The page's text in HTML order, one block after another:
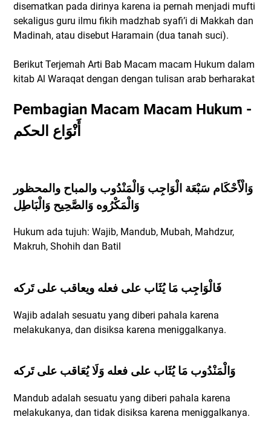
disematkan pada dirinya karena ia pernah menjadi mufti
sekaligus guru ilmu fikih madzhab syafi’i di Makkah dan
Madinah, atau disebut Haramain (dua tanah suci).
Berikut Terjemah Arti Bab Macam macam Hukum dalam
kitab Al Waraqat dengan dengan tulisan arab berharakat
Pembagian Macam Macam Hukum -
أَنْوَاع الحكم
وَالْأَحْكَام سَبْعَة الْوَاجِب وَالْمَنْدُوب والمباح والمحظور
وَالْمَكْرُوه وَالصَّحِيح وَالْبَاطِل
Hukum ada tujuh: Wajib, Mandub, Mubah, Mahdzur,
Makruh, Shohih dan Batil
فَالْوَاجِب مَا يُثَاب على فعله ويعاقب على تَركه
Wajib adalah sesuatu yang diberi pahala karena
melakukanya, dan disiksa karena meniggalkanya.
وَالْمَنْدُوب مَا يُثَاب على فعله وَلَا يُعَاقب على تَركه
Mandub adalah sesuatu yang diberi pahala karena
melakukanya, dan tidak disiksa karena meniggalkanya.